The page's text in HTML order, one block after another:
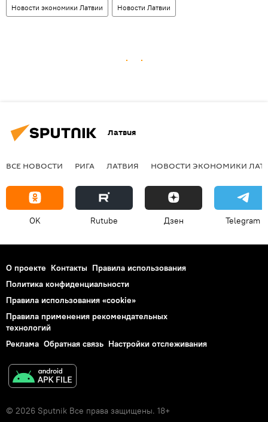
Новости экономики Латвии Новости Латвии
Латвия
ВСЕ НОВОСТИ РИГА ЛАТВИЯ НОВОСТИ ЭКОНОМИКИ
OK Rutube Дзен Telegram
О проекте Контакты Правила использования
Политика конфиденциальности
Правила использования «cookie»
Правила применения рекомендательных
технологий
Реклама Обратная связь Настройки отслеживания
© 2026 Sputnik Все права защищены. 18+